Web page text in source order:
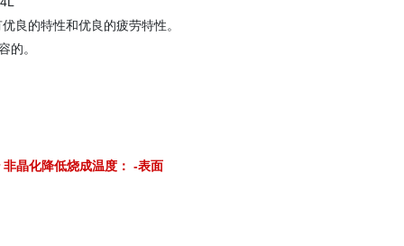
良的特性和优良的疲劳特性。
的。
晶化降低烧成温度： -表面